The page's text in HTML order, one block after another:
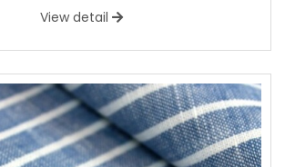
View detail